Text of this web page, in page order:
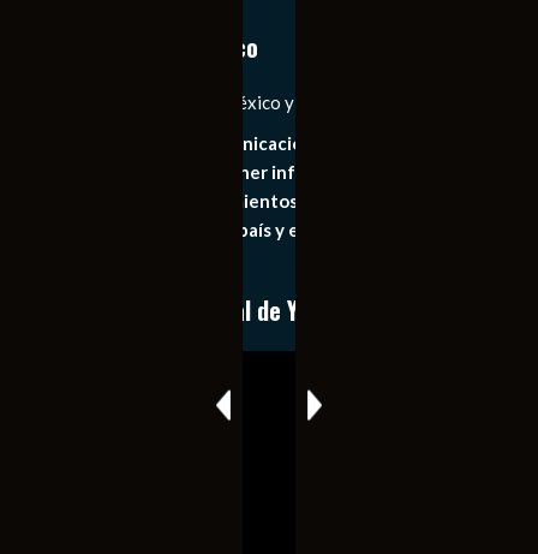
Notiexpress de México
Las Noticias Diarias de México y el Mundo a Tu Alcance
Somos un medio de comunicación digital que tiene como
principal objetivo mantener informado al publico en
general de los acontecimientos mas recientes e
importantes de nuestro país y el mundo de forma eficaz,
Conoce nuestro canal de YouTube